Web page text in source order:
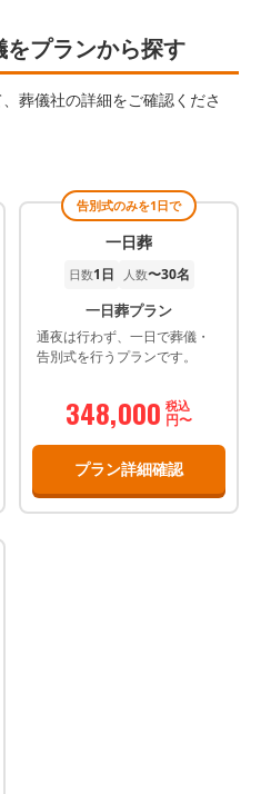
プランから探す
葬儀社の詳細をご確認くださ
告別式のみを1日で
一日葬
日数1日 人数〜30名
一日葬プラン
通夜は行わず、一日で葬儀・
告別式を行うプランです。
348,000 税込
円〜
プラン詳細確認